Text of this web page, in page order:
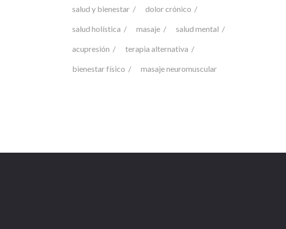
salud y bienestar dolor crónico
salud holística masaje salud mental
acupresión terapia alternativa
bienestar físico masaje neuromuscular